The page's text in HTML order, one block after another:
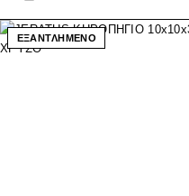
ΕΞΑΝΤΛΗΜΕΝΟ